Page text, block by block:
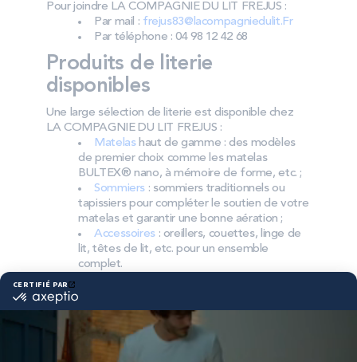
Pour joindre LA COMPAGNIE DU LIT FREJUS :
Par mail : frejus83@lacompagniedulit.Fr
Par téléphone : 04 98 12 42 68
Produits de literie
disponibles
Une large sélection de literie est disponible chez
LA COMPAGNIE DU LIT FREJUS :
Matelashaut de gamme : des modèles
de premier choix comme les matelas
BULTEX® nano, à mémoire de forme, etc. ;
Sommiers : sommiers traditionnels ou
tapissiers pour compléter le soutien de votre
matelas et garantir une bonne aération ;
Accessoires: oreillers, couettes, linge de
lit, têtes de lit, etc. pour un ensemble
complet.
Pourquoi choisir Bultex
comme literie ?
Bultex, marque la plus détenue par les Français*,
s’appuie sur un savoir‑faire reconnu et des